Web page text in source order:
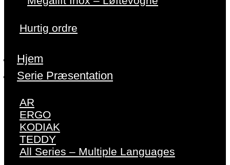
Hurtig ordre
Hjem
Serie Præsentation
AR
ERGO
KODIAK
TEDDY
All Series – Multiple Languages